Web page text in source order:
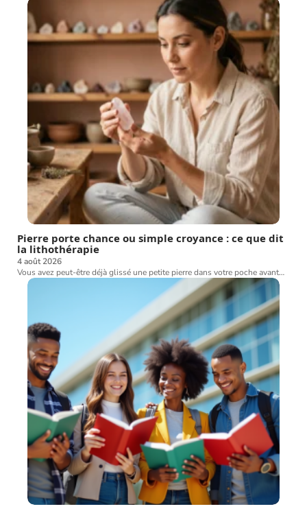
Pierre porte chance ou simple croyance : ce que dit
la lithothérapie
4 août 2026
Vous avez peut-être déjà glissé une petite pierre dans votre poche avant…